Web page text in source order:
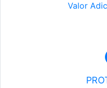
Valor